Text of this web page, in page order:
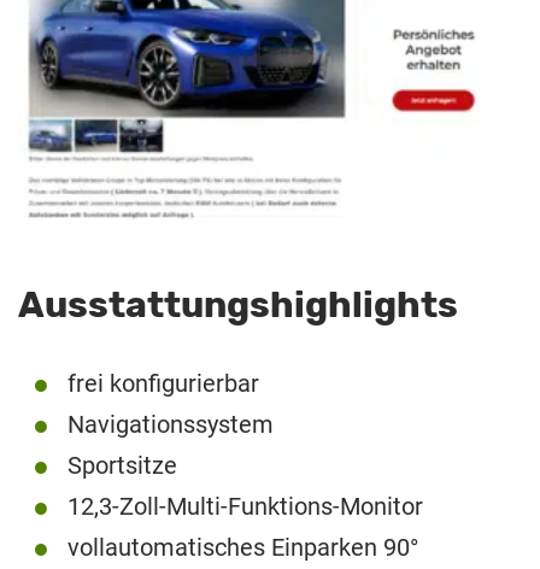
Ausstattungshighlights
frei konfigurierbar
Navigationssystem
Sportsitze
12,3-Zoll-Multi-Funktions-Monitor
vollautomatisches Einparken 90°